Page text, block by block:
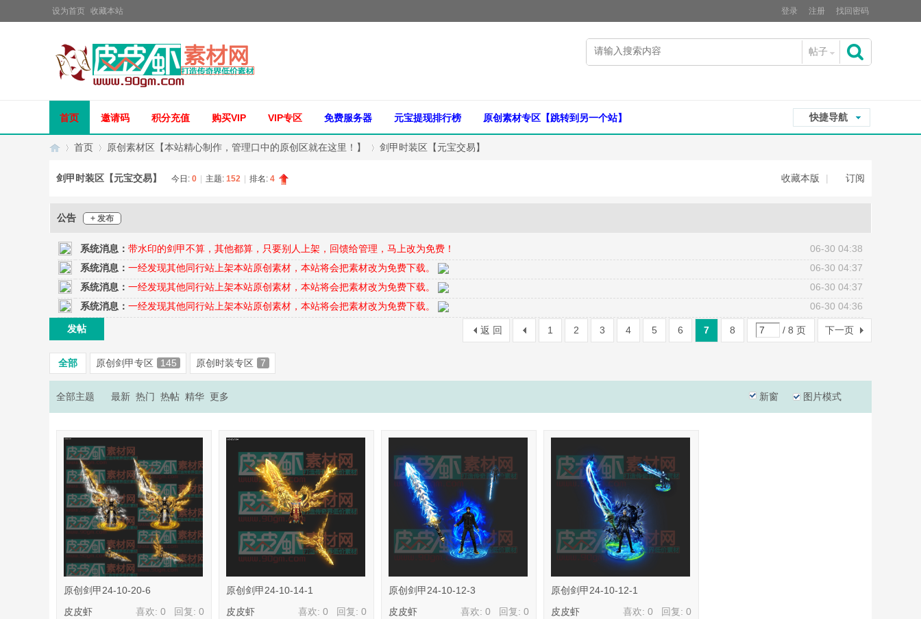
设为首页 收藏本站 登录 注册 找回密码
帖子
索
快捷导航
首页 邀请码 积分充值 购买VIP VIP专区 免费服务器 元宝提现排行榜 原创素材专区【跳转到另一个站】
奇
首页 原创素材区【本站精心制作，管理口中的原创区就在这里！】 剑甲时装区【元宝交易】
收藏本版 | 订阅
剑甲时装区【元宝交易】 今日: 0 主题: 152 排名: 4
公告 + 发布
系统消息： 带水印的剑甲不算，其他都算，只要别人上架，回馈给管理，马上改为免费！
06-30 04:38
系统消息： 一经发现其他同行站上架本站原创素材，本站将会把素材改为免费下载。
06-30 04:37
系统消息： 一经发现其他同行站上架本站原创素材，本站将会把素材改为免费下载。
06-30 04:37
系统消息： 一经发现其他同行站上架本站原创素材，本站将会把素材改为免费下载。 06-30 04:36
1 2 3 4 5 6 7 8 / 8 页 下一页
返 回
发帖
全部 原创剑甲专区 145 原创时装专区 7
新窗
全部主题 最新 热门 热帖 精华 更多 图片模式
原创剑甲24-10-20-6
喜欢: 0 回复: 0
皮皮虾
原创剑甲24-10-14-1
喜欢: 0 回复: 0
皮皮虾
原创剑甲24-10-12-3
喜欢: 0 回复: 0
皮皮虾
原创剑甲24-10-12-1
喜欢: 0 回复: 0
皮皮虾